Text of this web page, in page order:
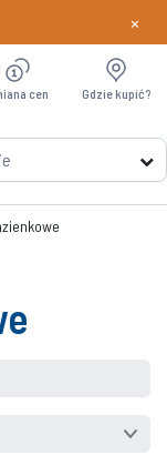
Dowiedz
×
cen Gdzie kupić?